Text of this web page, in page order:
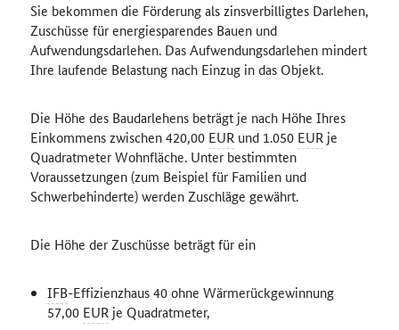
Sie bekommen die Förderung als zinsverbilligtes Darlehen,
Zuschüsse für energiesparendes Bauen und
Aufwendungsdarlehen. Das Aufwendungsdarlehen mindert
Ihre laufende Belastung nach Einzug in das Objekt.
Die Höhe des Baudarlehens beträgt je nach Höhe Ihres
Einkommens zwischen 420,00 EURund 1.050 EURje
Quadratmeter Wohnfläche. Unter bestimmten
Voraussetzungen (zum Beispiel für Familien und
Schwerbehinderte) werden Zuschläge gewährt.
Die Höhe der Zuschüsse beträgt für ein
IFB-Effizienzhaus 40 ohne Wärmerückgewinnung
57,00 EURje Quadratmeter,